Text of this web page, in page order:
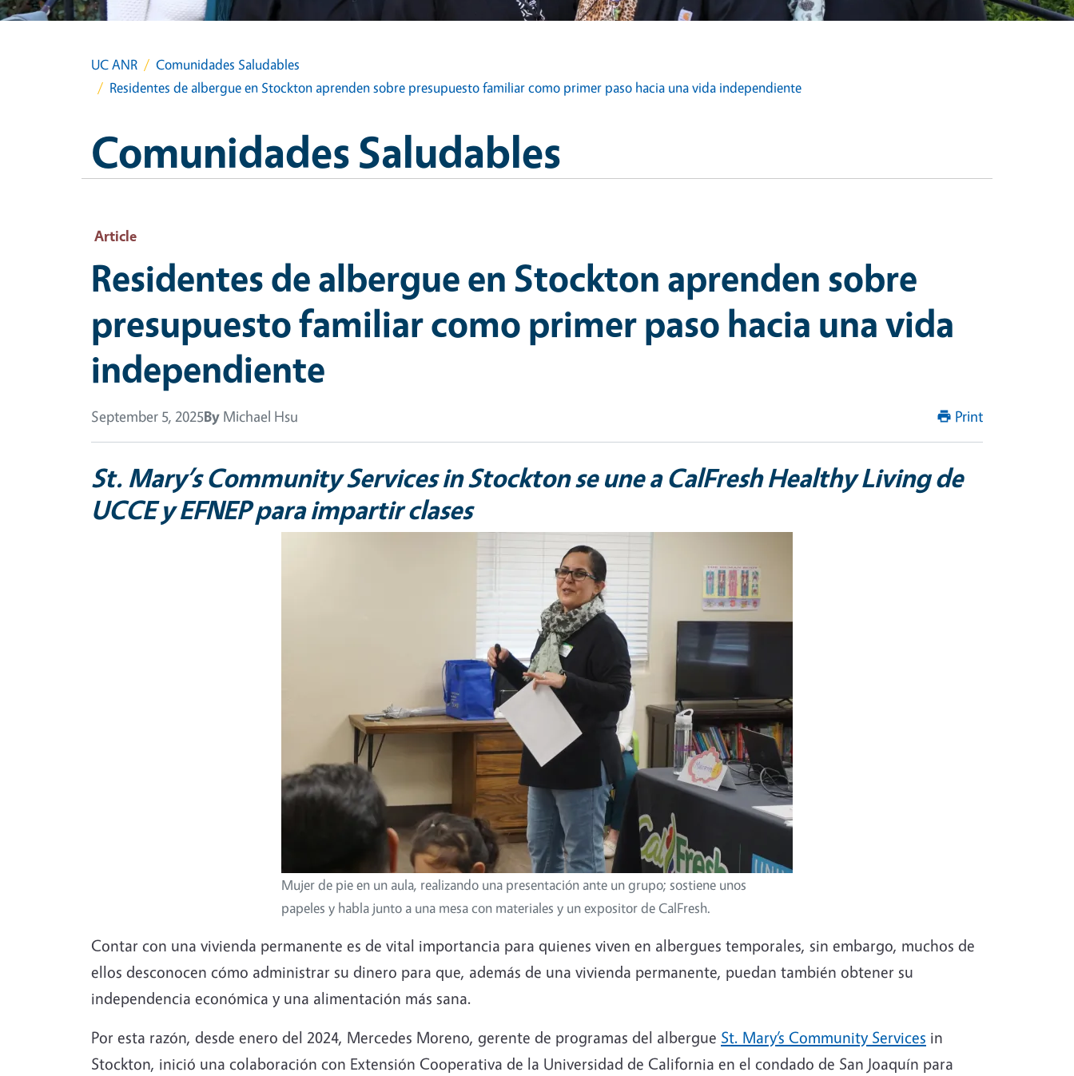
UC ANR
Comunidades Saludables
Residentes de albergue en Stockton aprenden sobre presupuesto familiar como primer paso hacia una vida independiente
Comunidades Saludables
Article
Residentes de albergue en Stockton aprenden sobre
presupuesto familiar como primer paso hacia una vida
independiente
September 5, 2025By Michael Hsu Print
St. Mary’s Community Services in Stockton se une a CalFresh Healthy Living de
UCCE y EFNEP para impartir clases
Mujer de pie en un aula, realizando una presentación ante un grupo; sostiene unos
papeles y habla junto a una mesa con materiales y un expositor de CalFresh.
Contar con una vivienda permanente es de vital importancia para quienes viven en albergues temporales, sin embargo, muchos de
ellos desconocen cómo administrar su dinero para que, además de una vivienda permanente, puedan también obtener su
independencia económica y una alimentación más sana.
Por esta razón, desde enero del 2024, Mercedes Moreno, gerente de programas del albergue St. Mary’s Community Services in
Stockton, inició una colaboración con Extensión Cooperativa de la Universidad de California en el condado de San Joaquín para